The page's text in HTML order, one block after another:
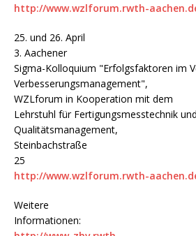
http://www.wzlforum.rwth-
25. und 26. April
3. Aachener
Sigma-Kolloquium "Erfolgsfaktoren im
Verbesserungsmanagement",
WZLforum in Kooperation mit dem
Lehrstuhl für Fertigungsmesstechnik und
Qualitätsmanagement,
Steinbachstraße
25
http://www.wzlforum.rwth-
Weitere
Informationen: